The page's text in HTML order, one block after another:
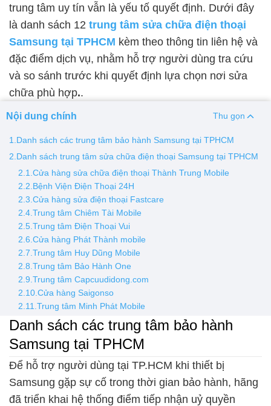
Pin iPhone Pin Samsumg Pin Oppo Pin Xiaomi
Thay vỏ
Vỏ iPhone Vỏ Samsung Vỏ Xiaomi Vỏ Oppo
Vỏ Vivo
trung tâm uy tín vẫn là yếu tố quyết định. Dưới đây
là danh sách 12 trung tâm sửa chữa điện thoại
Samsung tại TPHCM kèm theo thông tin liên hệ và
đặc điểm dịch vụ, nhằm hỗ trợ người dùng tra cứu
và so sánh trước khi quyết định lựa chọn nơi sửa
chữa phù hợp..
Nội dung chính Thu gọn
1.Danh sách các trung tâm bảo hành Samsung tại TPHCM
2.Danh sách trung tâm sửa chữa điện thoại Samsung tại TPHCM
2.1.Cửa hàng sửa chữa điện thoại Thành Trung Mobile
2.2.Bệnh Viện Điện Thoại 24H
2.3.Cửa hàng sửa điện thoại Fastcare
2.4.Trung tâm Chiêm Tài Mobile
2.5.Trung tâm Điện Thoại Vui
2.6.Cửa hàng Phát Thành mobile
2.7.Trung tâm Huy Dũng Mobile
2.8.Trung tâm Bảo Hành One
2.9.Trung tâm Capcuudidong.com
2.10.Cửa hàng Saigonso
2.11.Trung tâm Minh Phát Mobile
Danh sách các trung tâm bảo hành
Samsung tại TPHCM
Để hỗ trợ người dùng tại TP.HCM khi thiết bị
Samsung gặp sự cố trong thời gian bảo hành, hãng
đã triển khai hệ thống điểm tiếp nhận uỷ quyền